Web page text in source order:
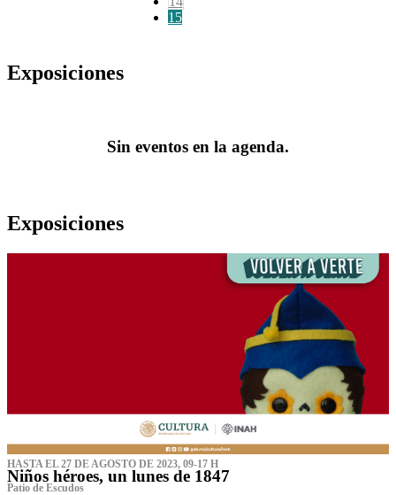
15
Exposiciones
Sin eventos en la agenda.
Exposiciones
HASTA EL 27 DE AGOSTO DE 2023, 09-17 H
Niños héroes, un lunes de 1847
Patio de Escudos